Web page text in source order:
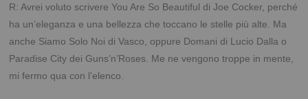
R: Avrei voluto scrivere You Are So Beautiful di Joe Cocker, perché
ha un’eleganza e una bellezza che toccano le stelle più alte. Ma
anche Siamo Solo Noi di Vasco, oppure Domani di Lucio Dalla o
Paradise City dei Guns’n’Roses. Me ne vengono troppe in mente,
mi fermo qua con l’elenco.